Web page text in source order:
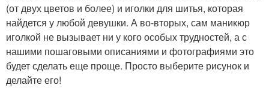
(от двух цветов и более) и иголки для шитья, которая
найдется у любой девушки. А во-вторых, сам маникюр
иголкой не вызывает ни у кого особых трудностей, а с
нашими пошаговыми описаниями и фотографиями это
будет сделать еще проще. Просто выберите рисунок и
делайте его!